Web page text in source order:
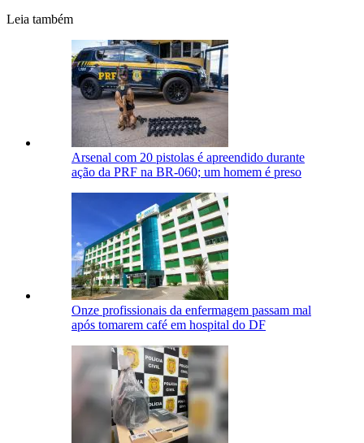
Leia também
Arsenal com 20 pistolas é apreendido durante
ação da PRF na BR-060; um homem é preso
Onze profissionais da enfermagem passam mal
após tomarem café em hospital do DF